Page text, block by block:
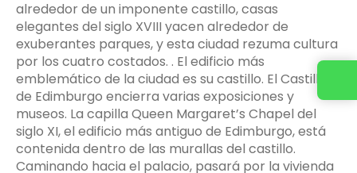
alrededor de un imponente castillo, casas
elegantes del siglo XVIII yacen alrededor de
exuberantes parques, y esta ciudad rezuma cultura
por los cuatro costados. . El edificio más
emblemático de la ciudad es su castillo. El Castillo
de Edimburgo encierra varias exposiciones y
museos. La capilla Queen Margaret’s Chapel del
siglo XI, el edificio más antiguo de Edimburgo, está
contenida dentro de las murallas del castillo.
Caminando hacia el palacio, pasará por la vivienda